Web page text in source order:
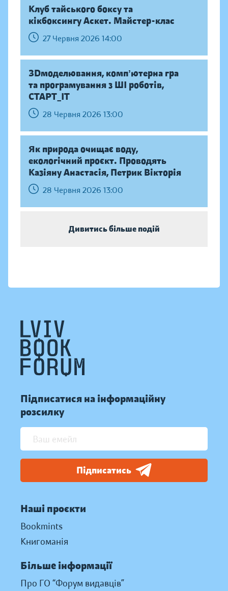
Клуб тайського боксу та
кікбоксингу Аскет. Майстер-клас
27 Червня 2026 14:00
ЗDмоделювання, компʼютерна гра
та програмування з ШІ роботів,
СТАРТ_ІТ
28 Червня 2026 13:00
Як природа очищає воду,
екологічний проєкт. Проводять
Казіяну Анастасія, Петрик Вікторія
28 Червня 2026 13:00
Дивитись більше подій
Підписатися на інформаційну
розсилку
Підписатись
Наші проєкти
Bookmints
Книгоманія
Більше інформації
Про ГО “Форум видавців”